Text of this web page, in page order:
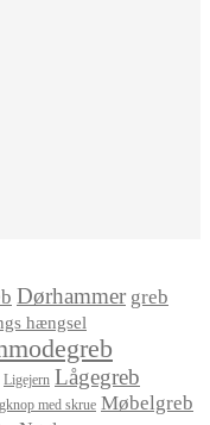
Dørhammer greb
hængsel
Ligejern Lågegreb
med skrue Møbelgreb